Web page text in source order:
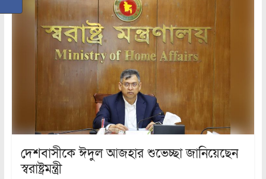
দেশবাসীকে ঈদুল আজহার শুভেচ্ছা জানিয়েছেন
স্বরাষ্ট্রমন্ত্রী